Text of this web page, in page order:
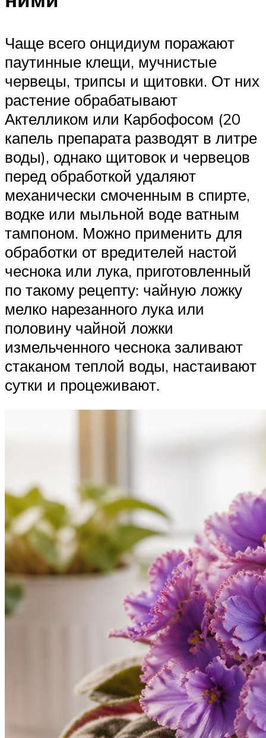
Чаще всего онцидиум поражают
паутинные клещи, мучнистые
червецы, трипсы и щитовки. От них
растение обрабатывают
Актелликом или Карбофосом (20
капель препарата разводят в литре
воды), однако щитовок и червецов
перед обработкой удаляют
механически смоченным в спирте,
водке или мыльной воде ватным
тампоном. Можно применить для
обработки от вредителей настой
чеснока или лука, приготовленный
по такому рецепту: чайную ложку
мелко нарезанного лука или
половину чайной ложки
измельченного чеснока заливают
стаканом теплой воды, настаивают
сутки и процеживают.